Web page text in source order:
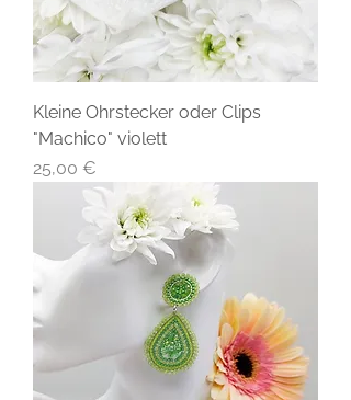
Kleine Ohrstecker oder Clips
"Machico" violett
Preis
25,00 €